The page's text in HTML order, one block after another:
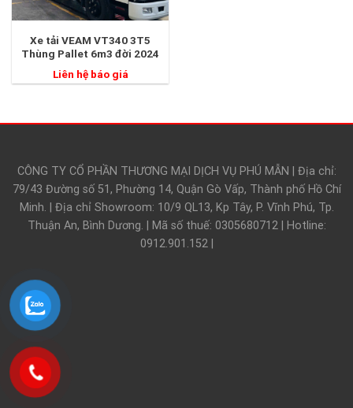
Xe tải VEAM VT340 3T5
Thùng Pallet 6m3 đời 2024
Liên hệ báo giá
CÔNG TY CỔ PHẦN THƯƠNG MẠI DỊCH VỤ PHÚ MẪN | Địa chỉ:
79/43 Đường số 51, Phường 14, Quận Gò Vấp, Thành phố Hồ Chí
Minh. | Địa chỉ Showroom: 10/9 QL13, Kp Tây, P. Vĩnh Phú, Tp.
Thuận An, Bình Dương. | Mã số thuế: 0305680712 | Hotline:
0912.901.152 |